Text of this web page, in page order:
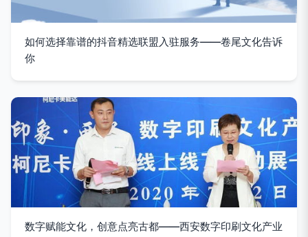
如何选择靠谱的抖音精选联盟入驻服务——卷尾文化告诉
你
数字赋能文化，创意点亮古都——西安数字印刷文化产业